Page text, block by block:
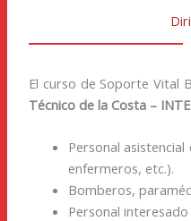
El curso de Soporte Vital
Técnico de la Costa –
Personal
enfermeros, etc.).
Bomberos,
Personal